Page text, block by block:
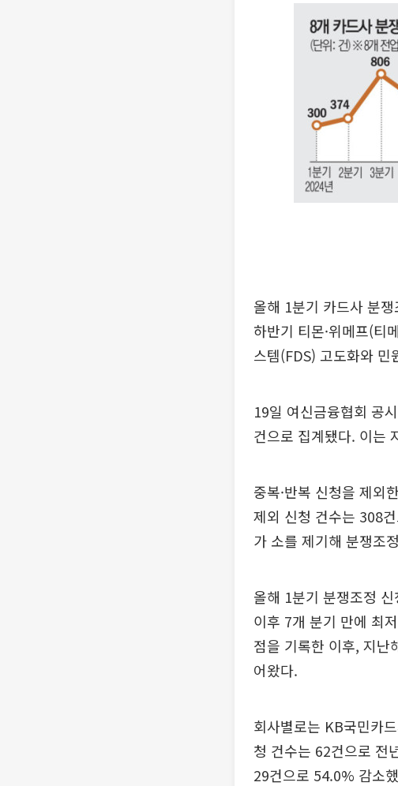
올해 1분기 카드사 분
하반기 티몬·위메프(티
스템(FDS) 고도화와
19일 여신금융협회 공
건으로 집계됐다. 이는
중복·반복 신청을 제외
제외 신청 건수는 308
가 소를 제기해 분쟁조
올해 1분기 분쟁조정
이후 7개 분기 만에 최
점을 기록한 이후, 지난
어왔다.
회사별로는 KB국민카
청 건수는 62건으로 전
29건으로 54.0% 감소